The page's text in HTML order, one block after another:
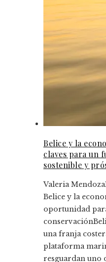
Belice y la
claves para un
sostenible y
Valeria Mendoza
Belice y la
oportunidad
una franja
plataforma
resguardan uno